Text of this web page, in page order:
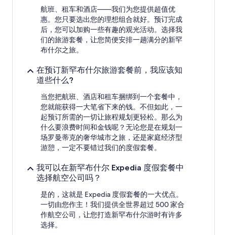
航班、租车和酒店——我们为您提供超值优
惠。您只要选出您的理想组合就好。预订完成
后，您可以加购一些有趣的观光活动。选择我
们的旅游套餐，让您简便安排一趟满分的新罕
布什尔之旅。
在预订新罕布什尔旅游套餐前，我应该知
道些什么?
当您把航班、酒店和租车捆绑到一个套餐中，
您就能获得一大笔省下来的钱。不但如此，一
起预订所需的一切让旅程规划更轻松。那么为
什么要浪费时间和金钱呢？无论您是在规划一
场罗曼蒂克的奢华城市之旅，还是家庭经济型
游憩，一定不要错过我们的度假套餐。
我可以在新罕布什尔 Expedia 度假套餐中
选择航空公司吗？
是的，这就是 Expedia 度假套餐的一大优点。
一切由您作主！我们提供全世界超过 500 家合
作航空公司，让您打造新罕布什尔游时有许多
选择。